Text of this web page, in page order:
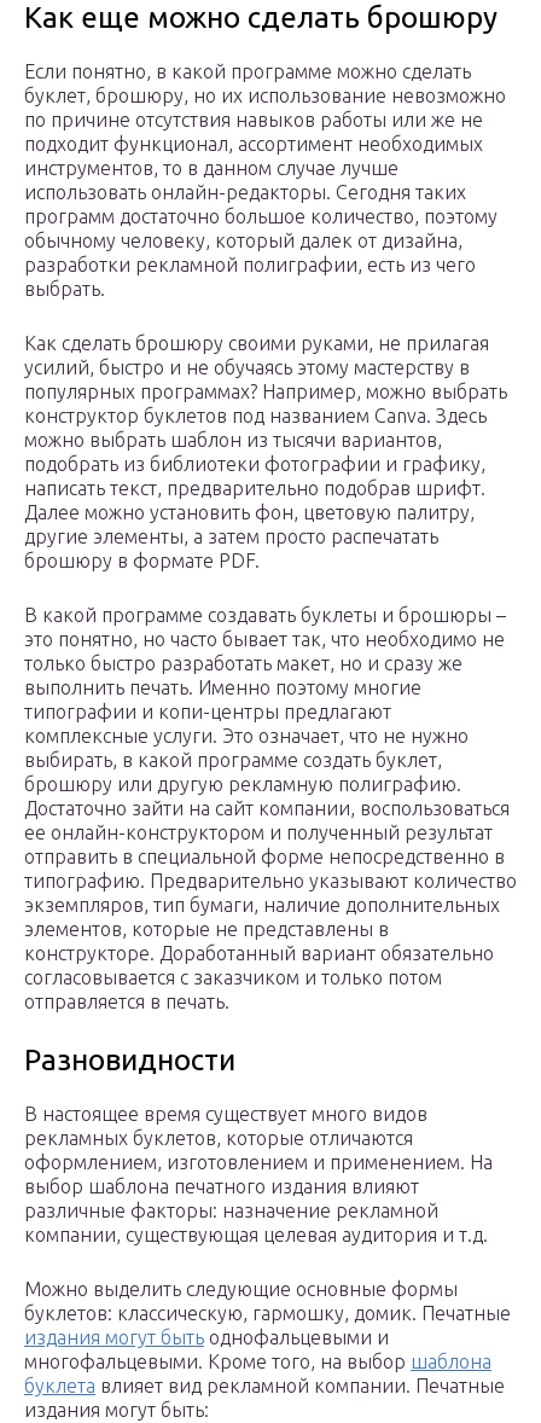
Как еще можно сделать брошюру
Если понятно, в какой программе можно сделать
буклет, брошюру, но их использование невозможно
по причине отсутствия навыков работы или же не
подходит функционал, ассортимент необходимых
инструментов, то в данном случае лучше
использовать онлайн-редакторы. Сегодня таких
программ достаточно большое количество, поэтому
обычному человеку, который далек от дизайна,
разработки рекламной полиграфии, есть из чего
выбрать.
Как сделать брошюру своими руками, не прилагая
усилий, быстро и не обучаясь этому мастерству в
популярных программах? Например, можно выбрать
конструктор буклетов под названием Canva. Здесь
можно выбрать шаблон из тысячи вариантов,
подобрать из библиотеки фотографии и графику,
написать текст, предварительно подобрав шрифт.
Далее можно установить фон, цветовую палитру,
другие элементы, а затем просто распечатать
брошюру в формате PDF.
В какой программе создавать буклеты и брошюры –
это понятно, но часто бывает так, что необходимо не
только быстро разработать макет, но и сразу же
выполнить печать. Именно поэтому многие
типографии и копи-центры предлагают
комплексные услуги. Это означает, что не нужно
выбирать, в какой программе создать буклет,
брошюру или другую рекламную полиграфию.
Достаточно зайти на сайт компании, воспользоваться
ее онлайн-конструктором и полученный результат
отправить в специальной форме непосредственно в
типографию. Предварительно указывают количество
экземпляров, тип бумаги, наличие дополнительных
элементов, которые не представлены в
конструкторе. Доработанный вариант обязательно
согласовывается с заказчиком и только потом
отправляется в печать.
Разновидности
В настоящее время существует много видов
рекламных буклетов, которые отличаются
оформлением, изготовлением и применением. На
выбор шаблона печатного издания влияют
различные факторы: назначение рекламной
компании, существующая целевая аудитория и т.д.
Можно выделить следующие основные формы
буклетов: классическую, гармошку, домик. Печатные
издания могут быть однофальцевыми и
многофальцевыми. Кроме того, на выбор шаблона
буклета влияет вид рекламной компании. Печатные
издания могут быть: